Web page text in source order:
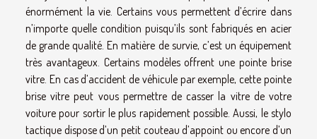
énormément la vie. Certains vous permettent d’écrire dans
n’importe quelle condition puisqu’ils sont fabriqués en acier
de grande qualité. En matière de survie, c’est un équipement
très avantageux. Certains modèles offrent une pointe brise
vitre. En cas d’accident de véhicule par exemple, cette pointe
brise vitre peut vous permettre de casser la vitre de votre
voiture pour sortir le plus rapidement possible. Aussi, le stylo
tactique dispose d’un petit couteau d’appoint ou encore d’un